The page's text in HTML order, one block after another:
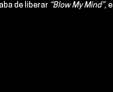
de liberar “Blow My Mind”, el